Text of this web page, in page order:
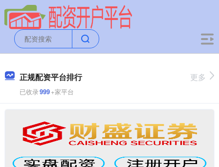
正规配资平台排行
已收录999+家平台
更多